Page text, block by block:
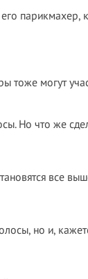
парикмахер,
тоже могут
Но что же
все
но и,